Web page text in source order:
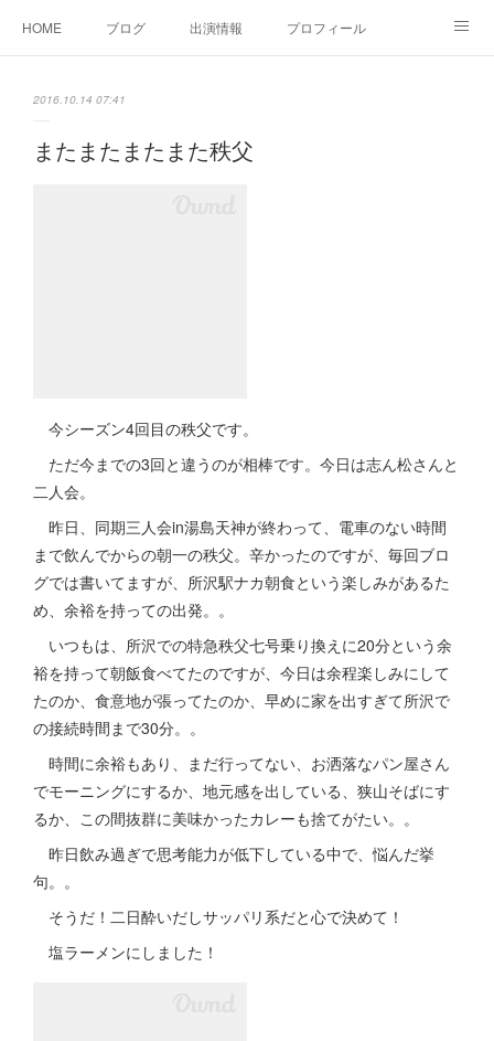
HOME ブログ 出演情報 プロフィール
2016.10.14 07:41
またまたまたまた秩父
今シーズン4回目の秩父です。
ただ今までの3回と違うのが相棒です。今日は志ん松さんと
二人会。
昨日、同期三人会in湯島天神が終わって、電車のない時間
まで飲んでからの朝一の秩父。辛かったのですが、毎回ブロ
グでは書いてますが、所沢駅ナカ朝食という楽しみがあるた
め、余裕を持っての出発。。
いつもは、所沢での特急秩父七号乗り換えに20分という余
裕を持って朝飯食べてたのですが、今日は余程楽しみにして
たのか、食意地が張ってたのか、早めに家を出すぎて所沢で
の接続時間まで30分。。
時間に余裕もあり、まだ行ってない、お洒落なパン屋さん
でモーニングにするか、地元感を出している、狭山そばにす
るか、この間抜群に美味かったカレーも捨てがたい。。
昨日飲み過ぎで思考能力が低下している中で、悩んだ挙
句。。
そうだ！二日酔いだしサッパリ系だと心で決めて！
塩ラーメンにしました！